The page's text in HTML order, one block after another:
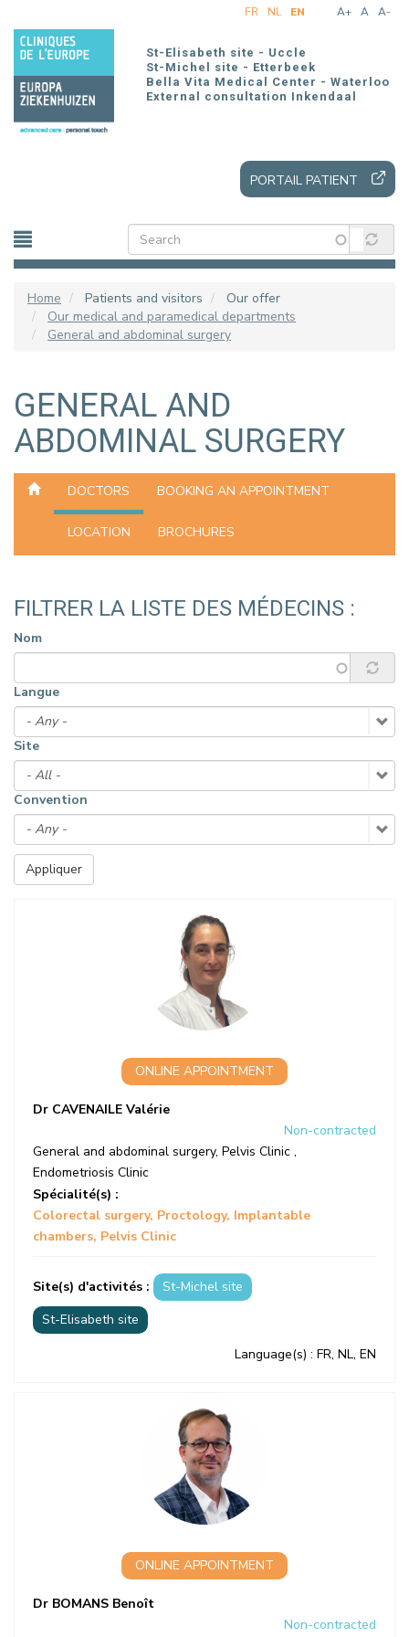
main
A+ A A-
FR NL EN
St-Elisabeth site - Uccle
St-Michel site - Etterbeek
Bella Vita Medical Center - Waterloo
External consultation Inkendaal
PORTAIL PATIENT
Home Patients and visitors
Our offer
Our medical and paramedical departments
General and abdominal surgery
GENERAL AND
ABDOMINAL SURGERY
DOCTORS BOOKING AN APPOINTMENT
LOCATION BROCHURES
FILTRER LA LISTE DES MÉDECINS :
Nom
Langue
Site
Convention
Appliquer
ONLINE APPOINTMENT
Dr CAVENAILE Valérie
Non-contracted
General and abdominal surgery, Pelvis Clinic ,
Endometriosis Clinic
Spécialité(s) :
Colorectal surgery Proctology Implantable
chambers Pelvis Clinic
Site(s) d'activités :
St-Michel site
St-Elisabeth site
Language(s) : FR, NL, EN
ONLINE APPOINTMENT
Dr BOMANS Benoît
Non-contracted